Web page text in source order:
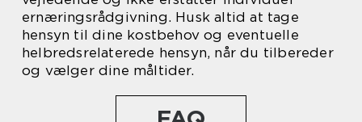
ernæringsrådgivning. Husk altid at tage
hensyn til dine kostbehov og eventuelle
helbredsrelaterede hensyn, når du tilbereder
og vælger dine måltider.